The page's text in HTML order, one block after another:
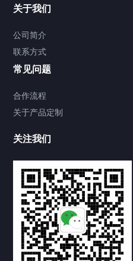
关于我们
公司简介
联系方式
常见问题
合作流程
关于产品定制
关注我们